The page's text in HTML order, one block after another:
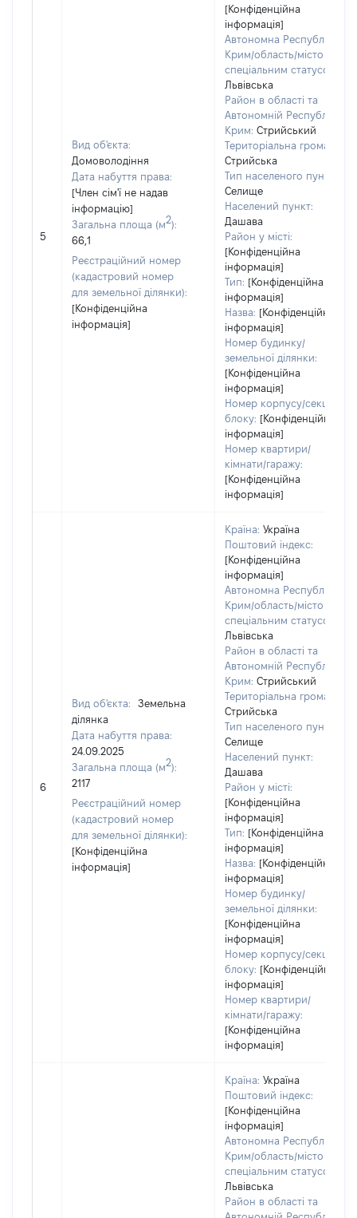
5
Вид об'єкта:
Домоволодіння
Дата набуття права:
[Член сім'ї не надав
інформацію]
Загальна площа (м2):
66,1
Реєстраційний номер
(кадастровий номер
для земельної ділянки):
[Конфіденційна
інформація]
[Конфіденційна
інформація]
Автономна Республіка
Крим/область/місто зі
спеціальним статусом:
Львівська
Район в області та
Автономній Республіці
Крим: Стрийський
Територіальна громада:
Стрийська
Тип населеного пункту:
Селище
Населений пункт:
Дашава
Район у місті:
[Конфіденційна
інформація]
Тип: [Конфіденційна
інформація]
Назва: [Конфіденційна
інформація]
Номер будинку/
земельної ділянки:
[Конфіденційна
інформація]
Номер корпусу/секції/
блоку: [Конфіденційна
інформація]
Номер квартири/
кімнати/гаражу:
[Конфіденційна
інформація]
6
Вид об'єкта:
Земельна
ділянка
Дата набуття права:
24.09.2025
Загальна площа (м2):
2117
Реєстраційний номер
(кадастровий номер
для земельної ділянки):
[Конфіденційна
інформація]
Країна: Україна
Поштовий індекс:
[Конфіденційна
інформація]
Автономна Республіка
Крим/область/місто зі
спеціальним статусом:
Львівська
Район в області та
Автономній Республіці
Крим: Стрийський
Територіальна громада:
Стрийська
Тип населеного пункту:
Селище
Населений пункт:
Дашава
Район у місті:
[Конфіденційна
інформація]
Тип: [Конфіденційна
інформація]
Назва: [Конфіденційна
інформація]
Номер будинку/
земельної ділянки:
[Конфіденційна
інформація]
Номер корпусу/секції/
блоку: [Конфіденційна
інформація]
Номер квартири/
кімнати/гаражу:
[Конфіденційна
інформація]
Країна: Україна
Поштовий індекс:
[Конфіденційна
інформація]
Автономна Республіка
Крим/область/місто зі
спеціальним статусом:
Львівська
Район в області та